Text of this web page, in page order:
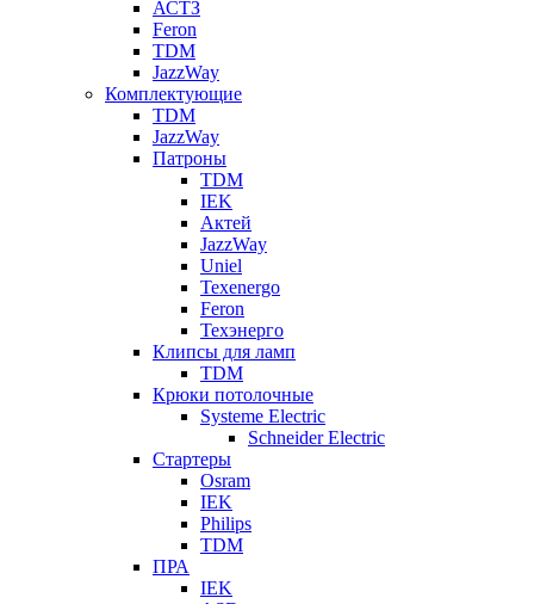
АСТЗ
Feron
TDM
JazzWay
Комплектующие
TDM
JazzWay
Патроны
TDM
IEK
Актей
JazzWay
Uniel
Texenergo
Feron
Техэнерго
Клипсы для ламп
TDM
Крюки потолочные
Systeme Electric
Schneider Electric
Стартеры
Osram
IEK
Philips
TDM
ПРА
IEK